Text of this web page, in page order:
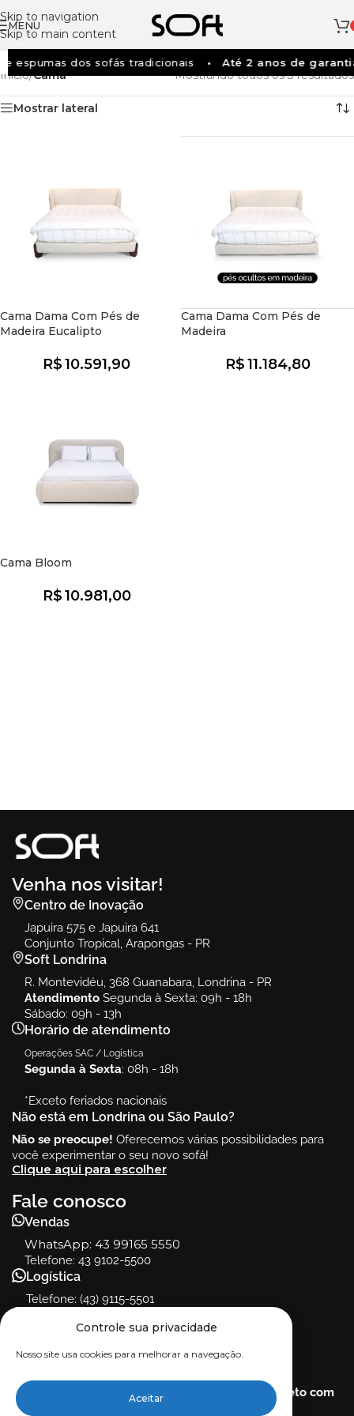
Controle sua privacidade
Nosso site usa cookies para melhorar a navegação.
Aceitar
Skip to navigation
Skip to main content
MENU
espumas dos sofás tradicionais Até 2 anos de
Início/Cama Mostrando todos os 3 resultados
Mostrar lateral
Cama Dama Com Pés de
Madeira Eucalipto
R$10.591,90
Cama Dama Com Pés de
Madeira
R$11.184,80
Cama Bloom
R$10.981,00
Venha nos visitar!
Centro de Inovação
Japuira 575 e Japuira 641
Conjunto Tropical, Arapongas - PR
Soft Londrina
R. Montevidéu, 368 Guanabara, Londrina - PR
Atendimento Segunda à Sexta: 09h - 18h
Sábado: 09h - 13h
Horário de atendimento
Operações SAC / Logística
Segunda à Sexta: 08h - 18h
*Exceto feriados nacionais
Não está em Londrina ou São Paulo?
Não se preocupe! Oferecemos várias possibilidades para
você experimentar o seu novo sofá!
Clique aqui para escolher
Fale conosco
Vendas
WhatsApp: 43 99165 5550
Telefone: 43 9102-5500
Logística
Telefone: (43) 9115-5501
WhatsApp: (43) 9111-5500
Telefone: (43) 9111-5500
Entre em contato com a nossa ouvidoria e
fale direto com
nosso fundador!